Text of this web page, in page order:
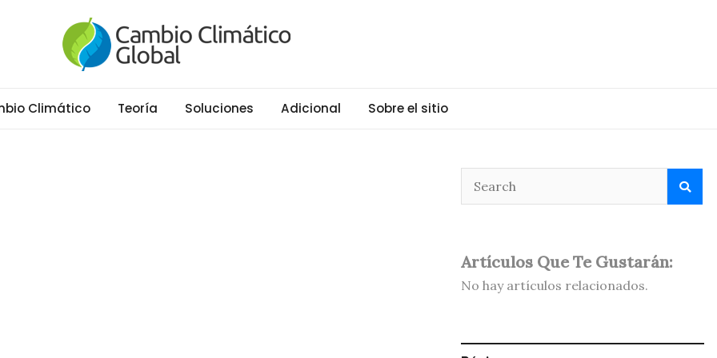
Climático Teoría Soluciones Adicional Sobre el sitio
Artículos Que Te Gustarán:
No hay artículos relacionados.